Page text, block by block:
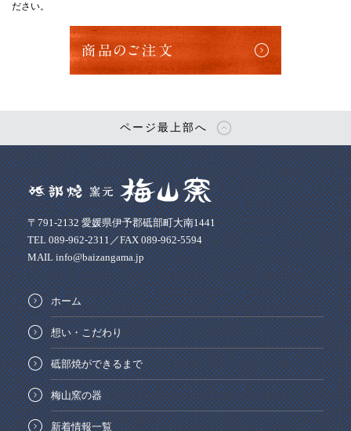
ださい。
商品のご注文
ページ最上部へ
〒791-2132 愛媛県伊予郡砥部町大南1441
TEL 089-962-2311／FAX 089-962-5594
MAIL info@baizangama.jp
ホーム
想い・こだわり
砥部焼ができるまで
梅山窯の器
新着情報一覧